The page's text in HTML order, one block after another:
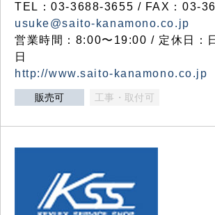
TEL：03-3688-3655 / FAX：03-
usuke@saito-kanamono.co.jp
営業時間：8:00〜19:00 / 定休日：
日
http://www.saito-kanamono.co.jp
販売可 工事・取付可